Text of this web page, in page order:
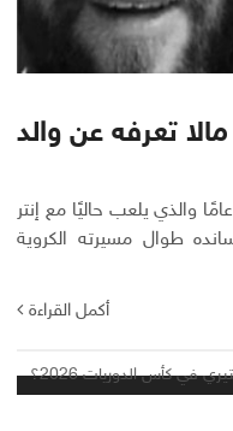
تعرفه عن والد
فقد ليونيل ميسي، البالغ من العمر 39 عامًا والذي يلعب حاليًا مع إنتر
طوال مسيرته الكروية
أكمل القراءة